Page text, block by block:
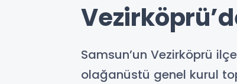
Samsun’un Vezirköprü
olağanüstü genel kurul